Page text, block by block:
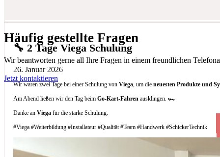
🔧 2 Tage Viega Schulung
26. Januar 2026
Wir waren zwei Tage bei einer Schulung vonViega, um dieneuesten Produkte und
Am Abend ließen wir den Tag beimGo-Kart-Fahren ausklingen. 🏎️
Danke anViega für die starke Schulung.
#Viega #Weiterbildung #Installateur #Qualität #Team #Handwerk #SchickerTechnik
Häufig gestellte Fragen
Wir beantworten gerne all Ihre Fragen in einem freundlichen
Jetzt kontaktieren
Welche Arten von Klimaanlagen installieren